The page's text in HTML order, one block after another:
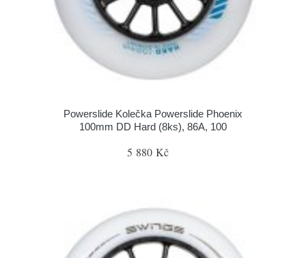
Powerslide Kolečka Powerslide Phoenix
100mm DD Hard (8ks), 86A, 100
5 880 Kč